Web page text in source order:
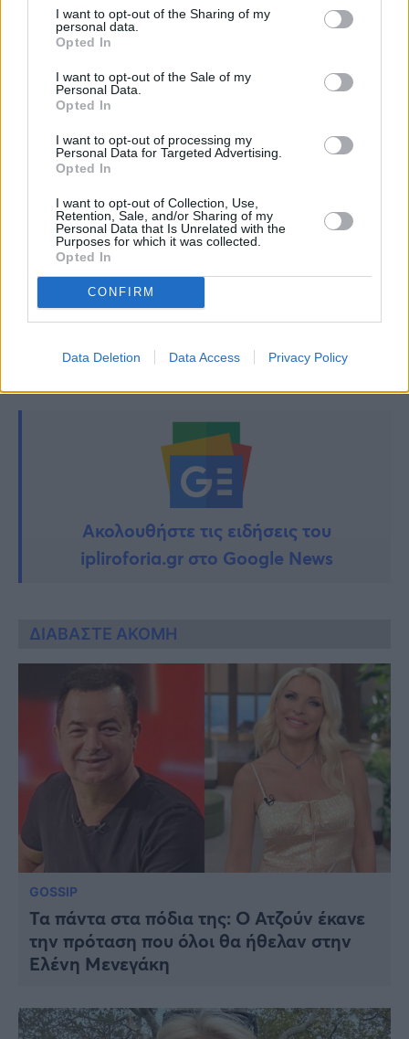
I want to opt-out of the Sharing of my
personal data.
Opted In
I want to opt-out of the Sale of my
Personal Data.
Opted In
I want to opt-out of processing my
Personal Data for Targeted Advertising.
Opted In
I want to opt-out of Collection, Use,
Retention, Sale, and/or Sharing of my
Personal Data that Is Unrelated with the
Purposes for which it was collected.
Opted In
CONFIRM
Data Deletion Data Access Privacy Policy
Μαυρισμένος, με μπράτσα και κοιλιακούς: Ο
Άγγελος Λάτσιος χαλαρώνει στην Άνδρο με
κοκτέιλ στο χέρι
Κλιματιστικά: Πόσο καίει η κάθε κατηγορία –
Η σωστή χρήση για δροσερό και οικονομικό
καλοκαίρι
Ο Γιώργος Γιαννόπουλος χειροκροτά τον
Χρήστο Μάστορα για την ερμηνεία του ως
Στέλιο Καζαντζίδη
TAGS:
Ακολουθήστε τις ειδήσεις του
ipliroforia.gr στο Google News
ΔΙΑΒΑΣΤΕ ΑΚΟΜΗ
GOSSIP
Τα πάντα στα πόδια της: Ο Ατζούν έκανε
την πρόταση που όλοι θα ήθελαν στην
Ελένη Μενεγάκη